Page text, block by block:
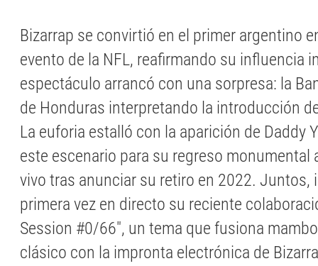
Bizarrap se convirtió en el primer argentino
evento de la NFL, reafirmando su influencia
espectáculo arrancó con una sorpresa: la
de Honduras interpretando la introducción
La euforia estalló con la aparición de Daddy
este escenario para su regreso monumental
vivo tras anunciar su retiro en 2022. Juntos,
primera vez en directo su reciente
Session #0/66", un tema que fusiona
clásico con la impronta electrónica de